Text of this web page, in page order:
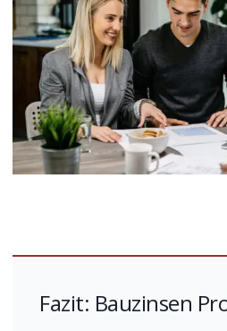
Fazit: Bauzinsen